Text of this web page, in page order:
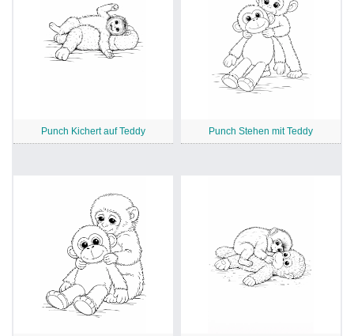
Punch Kichert auf Teddy Punch Stehen mit Teddy